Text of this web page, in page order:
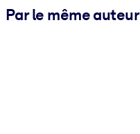
Par le même auteur